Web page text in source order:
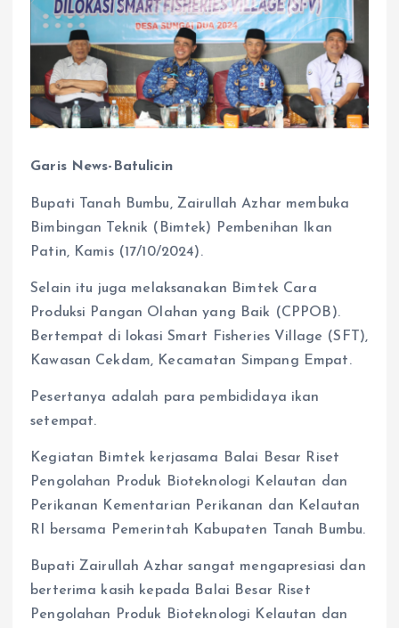
Garis News-Batulicin
Bupati Tanah Bumbu, Zairullah Azhar membuka
Bimbingan Teknik (Bimtek) Pembenihan Ikan
Patin, Kamis (17/10/2024).
Selain itu juga melaksanakan Bimtek Cara
Produksi Pangan Olahan yang Baik (CPPOB).
Bertempat di lokasi Smart Fisheries Village (SFT),
Kawasan Cekdam, Kecamatan Simpang Empat.
Pesertanya adalah para pembididaya ikan
setempat.
Kegiatan Bimtek kerjasama Balai Besar Riset
Pengolahan Produk Bioteknologi Kelautan dan
Perikanan Kementarian Perikanan dan Kelautan
RI bersama Pemerintah Kabupaten Tanah Bumbu.
Bupati Zairullah Azhar sangat mengapresiasi dan
berterima kasih kepada Balai Besar Riset
Pengolahan Produk Bioteknologi Kelautan dan